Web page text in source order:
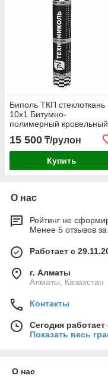
Биполь ТКП стеклоткань
10х1 Битумно-
полимерный кровельный
материал ТехноНИКОЛЬ
(Верхний слой)
15 500 ₸/рулон
Купить
О нас
Рейтинг не
Менее 5 отзывов
Работает с
г. Алматы
Алматы, Казахстан
Контакты
Сегодня
Показать весь
О нас